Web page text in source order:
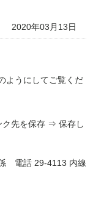
2020年03月13日
ようにしてご覧くだ
先を保存 ⇒ 保存し
電話 29-4113 内線